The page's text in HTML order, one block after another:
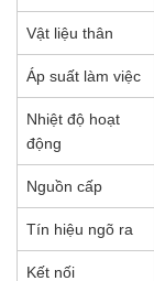
Vật liệu thân
Áp suất làm việc
Nhiệt độ hoạt
động
Nguồn cấp
Tín hiệu ngõ ra
Kết nối